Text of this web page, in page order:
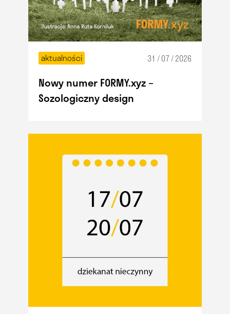
aktualności 31 / 07 / 2026
Nowy numer FORMY.xyz –
Sozologiczny design